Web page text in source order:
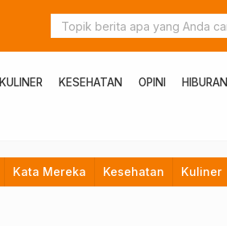
KULINER KESEHATAN OPINI HIBURAN
Kata Mereka Kesehatan Kuliner